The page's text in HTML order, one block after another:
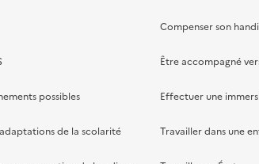
possibles
de la scolarité
Compenser son
Être accompagné
Effectuer une
Travailler dans une